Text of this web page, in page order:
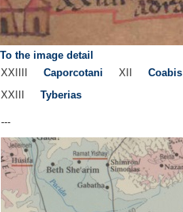
To the image detail
XXIIII Caporcotani XII Coabis
XXIII Tyberias
---